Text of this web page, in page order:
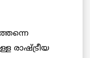
രാഷ്ട്രീയ